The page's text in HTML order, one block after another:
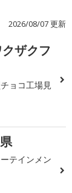
2026/08/07 更新
ザクフ
ョコ工場見
テインメン